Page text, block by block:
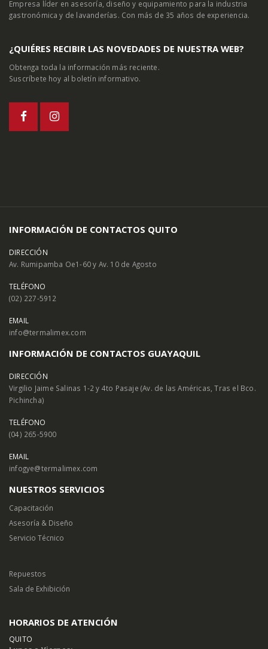
Empresa líder en asesoría, diseño y equipamiento para la industria
gastronómica y de lavanderías. Con más de 35 años de experiencia.
¿QUIÉRES RECIBIR LAS NOVEDADES DE NUESTRA WEB?
Obtenga toda la información más reciente.
Suscríbete hoy al boletín informativo.
INFORMACIÓN DE CONTACTOS QUITO
DIRECCIÓN
Av. Rumipamba Oe1-60 y Av. 10 de Agosto
TELÉFONO
(02) 227-5912
EMAIL
info@termalimex.com
INFORMACIÓN DE CONTACTOS GUAYAQUIL
DIRECCIÓN
Virgilio Jaime Salinas 1-2 y 4to Pasaje (Av. de las Américas, Tras el Bco.
Pichincha)
TELÉFONO
(04) 265-5900
EMAIL
infogye@termalimex.com
NUESTROS SERVICIOS
Capacitación
Asesoría & Diseño
Servicio Técnico
Repuestos
Sala de Exhibición
HORARIOS DE ATENCIÓN
QUITO